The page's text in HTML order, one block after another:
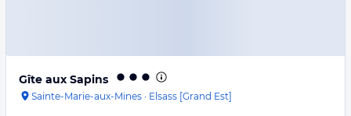
Gîte aux Sapins
Sainte-Marie-aux-Mines · Elsass [Grand Est]